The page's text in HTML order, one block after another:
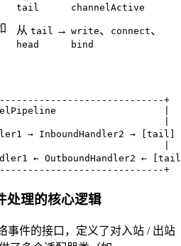
tail channelActive
从 tail →
head
write、 connect、
bind
+
|
→ InboundHandler2 → [tail]
← OutboundHandler2 ←
+
处理的核心逻辑
事件的接口，定义了对入站 / 出站